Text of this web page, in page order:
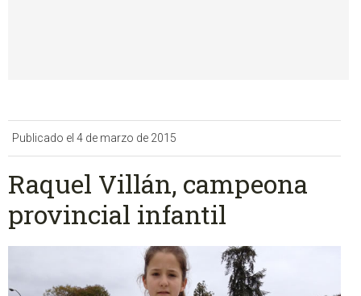
Publicado el 4 de marzo de 2015
Raquel Villán, campeona
provincial infantil